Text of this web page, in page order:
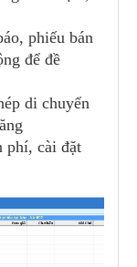
phiếu bán
để đề
di chuyển
phí, cài đặt